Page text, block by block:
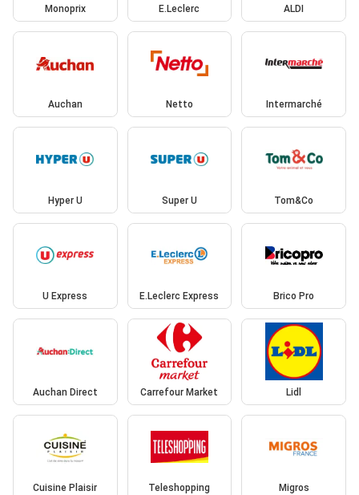
Monoprix E.Leclerc ALDI
Auchan Netto Intermarché
Hyper U Super U Tom&Co
U Express E.Leclerc Express Brico Pro
Auchan Direct Carrefour Market Lidl
Cuisine Plaisir Teleshopping Migros